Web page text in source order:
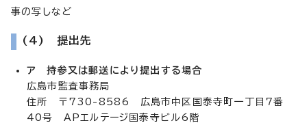
事の写しなど
(4) 提出先
ア 持参又は郵送により提出する場合
広島市監査事務局
住所 〒730-8586 広島市中区国泰寺町一丁目7番
40号 APエルテージ国泰寺ビル6階